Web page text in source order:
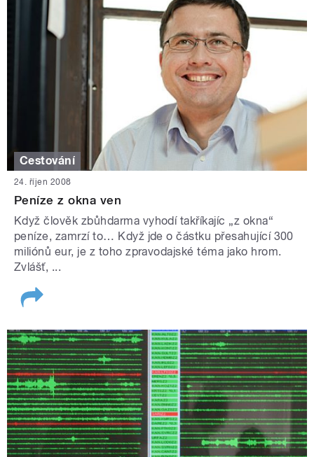
Cestování
24. říjen 2008
Peníze z okna ven
Když člověk zbůhdarma vyhodí takříkajíc „z okna“
peníze, zamrzí to… Když jde o částku přesahující 300
miliónů eur, je z toho zpravodajské téma jako hrom.
Zvlášť, ...